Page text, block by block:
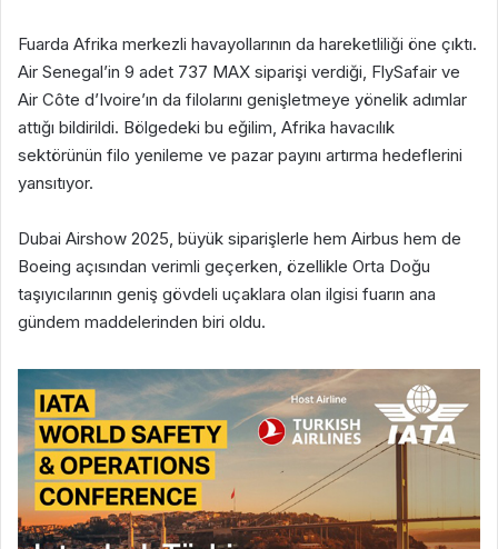
‎Fuarda Afrika merkezli havayollarının da hareketliliği öne çıktı.
Air Senegal’in 9 adet 737 MAX siparişi verdiği, FlySafair ve
Air Côte d’Ivoire’ın da filolarını genişletmeye yönelik adımlar
attığı bildirildi. Bölgedeki bu eğilim, Afrika havacılık
sektörünün filo yenileme ve pazar payını artırma hedeflerini
yansıtıyor.
‎Dubai Airshow 2025, büyük siparişlerle hem Airbus hem de
Boeing açısından verimli geçerken, özellikle Orta Doğu
taşıyıcılarının geniş gövdeli uçaklara olan ilgisi fuarın ana
gündem maddelerinden biri oldu.